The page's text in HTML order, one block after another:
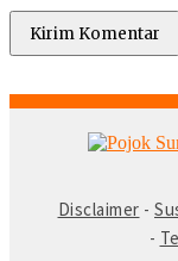
Disclaimer -
-